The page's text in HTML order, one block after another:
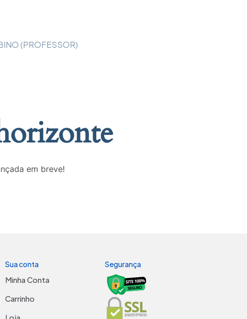
(PROFESSOR)
em breve!
Sua conta
Minha Conta
Carrinho
Loja
Segurança